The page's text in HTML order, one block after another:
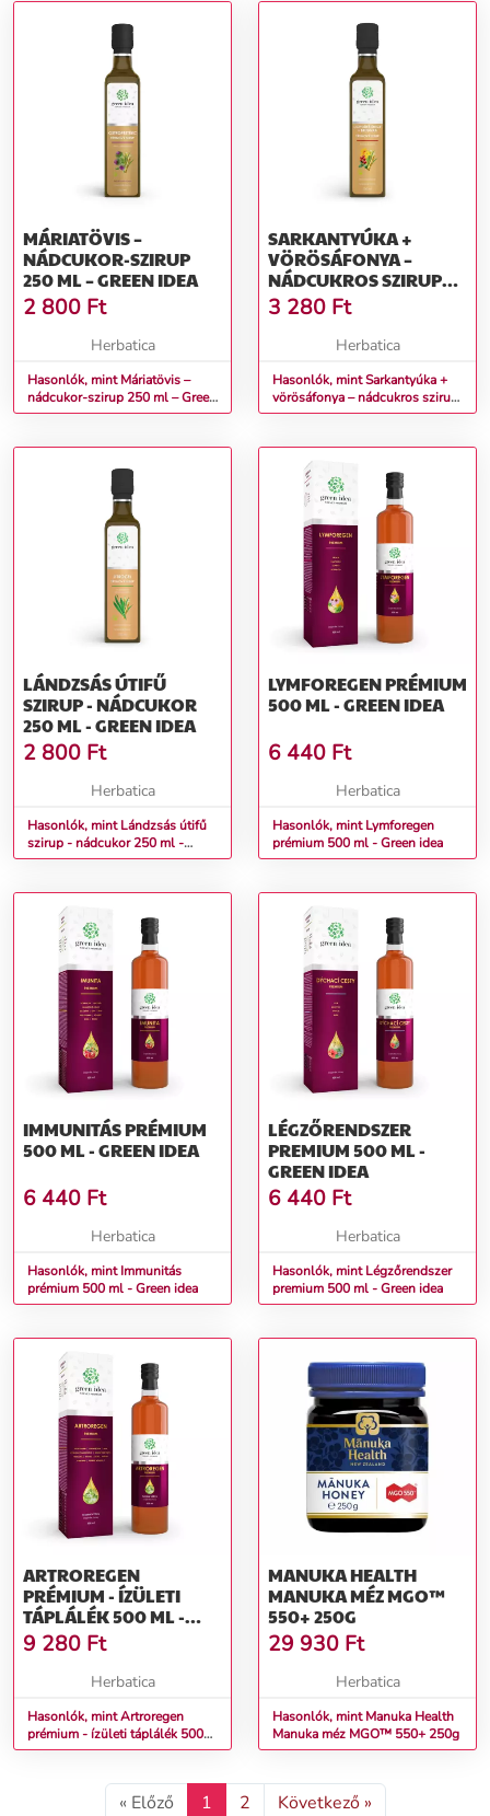
MÁRIATÖVIS –
NÁDCUKOR-SZIRUP
250 ML – GREEN IDEA
2 800 Ft
Herbatica
Hasonlók, mint Máriatövis –
nádcukor-szirup 250 ml – Green
idea
SARKANTYÚKA +
VÖRÖSÁFONYA –
NÁDCUKROS SZIRUP
250 ML – GREEN IDEA
3 280 Ft
Herbatica
Hasonlók, mint Sarkantyúka +
vörösáfonya – nádcukros szirup
250 ml – Green idea
LÁNDZSÁS ÚTIFŰ
SZIRUP - NÁDCUKOR
250 ML - GREEN IDEA
2 800 Ft
Herbatica
Hasonlók, mint Lándzsás útifű
szirup - nádcukor 250 ml -
Green idea
LYMFOREGEN PRÉMIUM
500 ML - GREEN IDEA
6 440 Ft
Herbatica
Hasonlók, mint Lymforegen
prémium 500 ml - Green idea
IMMUNITÁS PRÉMIUM
500 ML - GREEN IDEA
6 440 Ft
Herbatica
Hasonlók, mint Immunitás
prémium 500 ml - Green idea
LÉGZŐRENDSZER
PREMIUM 500 ML -
GREEN IDEA
6 440 Ft
Herbatica
Hasonlók, mint Légzőrendszer
premium 500 ml - Green idea
ARTROREGEN
PRÉMIUM - ÍZÜLETI
TÁPLÁLÉK 500 ML -
GREEN IDEA
9 280 Ft
Herbatica
Hasonlók, mint Artroregen
prémium - ízületi táplálék 500
ml - Green idea
MANUKA HEALTH
MANUKA MÉZ MGO™
550+ 250G
29 930 Ft
Herbatica
Hasonlók, mint Manuka Health
Manuka méz MGO™ 550+ 250g
« Előző 1 2 Következő »